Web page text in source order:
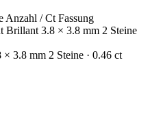
Anzahl / Ct Fassung
Brillant 3.8 × 3.8 mm 2 Steine
× 3.8 mm 2 Steine · 0.46 ct